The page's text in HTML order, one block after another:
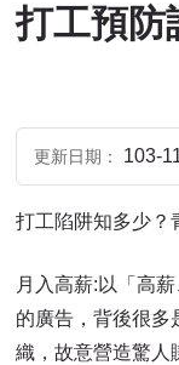
打工預防
更新日期 103-
打工陷阱知多少？
月入高薪:以「高
的廣告，背後很多
織，故意營造驚人